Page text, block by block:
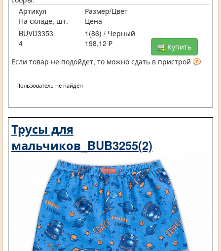
Артикул
Размер/Цвет
На складе, шт.
Цена
BUVD3353
1(86) / Черный
4
198,12 ₽
Купить
Если товар не подойдет, то можно сдать в пристрой
Пользователь не найден
Трусы для
мальчиков_BUB3255(2)